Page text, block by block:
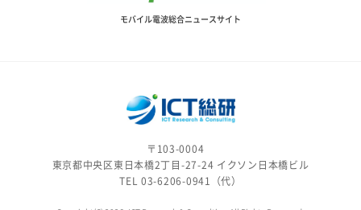
モバイル電波総合ニュースサイト
〒103-0004
東京都中央区東日本橋2丁目-27-24 イクソン日本橋ビル
TEL 03-6206-0941（代）